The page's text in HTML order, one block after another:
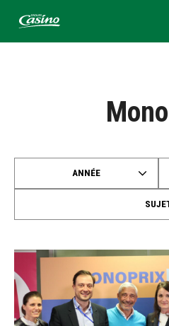
Bienvenue sur le site du
ANNÉE